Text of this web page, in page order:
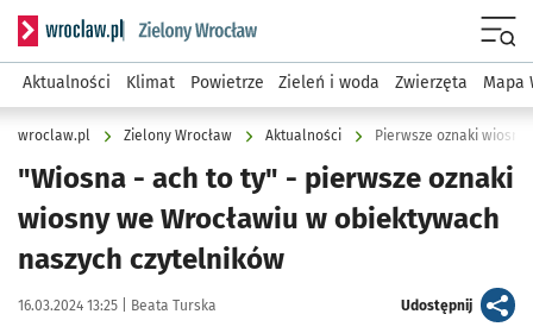
Serwis informacyjny wroclaw.pl podserwis: Środowisko we
Aktualności Klimat Powietrze Zieleń i woda Zwierzęta Mapa
wroclaw.pl Zielony Wrocław Aktualności Pierwsze oznaki
"Wiosna - ach to ty" - pierwsze oznaki
wiosny we Wrocławiu w obiektywach
naszych czytelników
Data publikacji:
16.03.2024 13:25 | Autor:
Beata Turska Udostępnijartykuł